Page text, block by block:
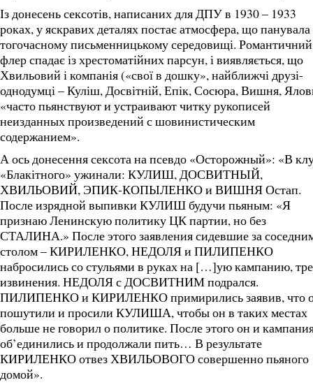
Із донесень сексотів, написаних для ДПУ в 1930 – 1933
роках, у яскравих деталях постає атмосфера, що панувала
тогочасному письменницькому середовищі. Романтичний
флер спадає із хрестоматійних парсун, і виявляється, що
Хвильовий і компанія («свої в дошку», найближчі друзі-
однодумці – Куліш, Досвітній, Епік, Сосюра, Вишня,
«часто пьянствуют и устраивают читку рукописей
неизданных произведений с шовинистическим
содержанием».
А ось донесення сексота на псевдо «Осторожный»: «В
«Блакітного» ужинали: КУЛИШ, ДОСВИТНЫЙ,
ХВИЛЬОВИЙ, ЭПИК-КОПЫЛЕНКО и ВИШНЯ Остап.
После изрядной выпивки КУЛИШ будучи пьяным: «Я
признаю Ленинскую политику ЦК партии, но без
СТАЛИНА.» После этого заявления сидевшие за
столом – КИРИЛЕНКО, НЕДОЛЯ и ПИЛИПЕНКО
набросились со стульями в руках на […]ую кампанию,
извинения. НЕДОЛЯ с ДОСВИТНИМ подрался.
ПИЛИПЕНКО и КИРИЛЕНКО примирились заявив, что
пошутили и просили КУЛИША, чтобы он в таких местах
больше не говорил о политике. После этого он и
об’единились и продолжали пить… В результате
КИРИЛЕНКО отвез ХВИЛЬОВОГО совершенно пьяного
домой».